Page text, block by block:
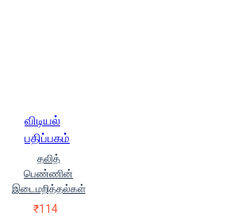
விடியல்
பதிப்பகம்
தலித்
பெண்ணின்
இடைமறித்தல்கள்
₹114